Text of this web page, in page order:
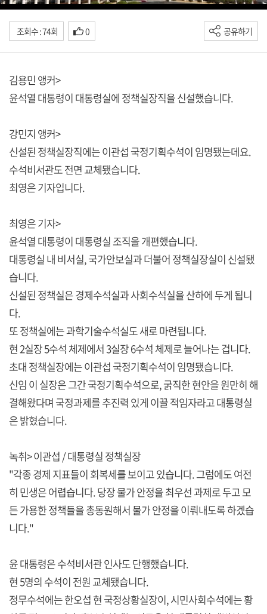
조회수 : 74회 0 공유하기
김용민 앵커>
윤석열 대통령이 대통령실에 정책실장직을 신설했습니다.
강민지 앵커>
신설된 정책실장직에는 이관섭 국정기획수석이 임명됐는데요.
수석비서관도 전면 교체됐습니다.
최영은 기자입니다.
최영은 기자>
윤석열 대통령이 대통령실 조직을 개편했습니다.
대통령실 내 비서실, 국가안보실과 더불어 정책실장실이 신설됐
습니다.
신설된 정책실은 경제수석실과 사회수석실을 산하에 두게 됩니
다.
또 정책실에는 과학기술수석실도 새로 마련됩니다.
현 2실장 5수석 체제에서 3실장 6수석 체제로 늘어나는 겁니다.
초대 정책실장에는 이관섭 국정기획수석이 임명됐습니다.
신임 이 실장은 그간 국정기획수석으로, 굵직한 현안을 원만히 해
결해왔다며 국정과제를 추진력 있게 이끌 적임자라고 대통령실
은 밝혔습니다.
녹취> 이관섭 / 대통령실 정책실장
"각종 경제 지표들이 회복세를 보이고 있습니다. 그럼에도 여전
히 민생은 어렵습니다. 당장 물가 안정을 최우선 과제로 두고 모
든 가용한 정책들을 총동원해서 물가 안정을 이뤄내도록 하겠습
니다."
윤 대통령은 수석비서관 인사도 단행했습니다.
현 5명의 수석이 전원 교체됐습니다.
정무수석에는 한오섭 현 국정상황실장이, 시민사회수석에는 황